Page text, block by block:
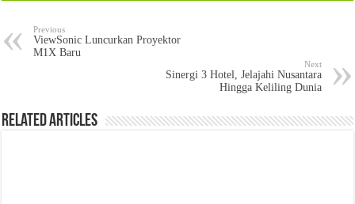
Previous
ViewSonic Luncurkan Proyektor
M1X Baru
Next
Sinergi 3 Hotel, Jelajahi Nusantara
Hingga Keliling Dunia
Related Articles